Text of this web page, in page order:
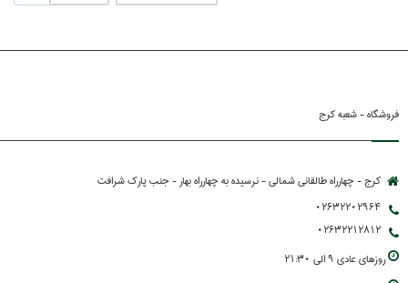
فروشگاه - شعبه کرج
کرج - چهارراه طالقانی شمالی - نرسیده به چهارراه بهار - جنب پارك شرافت
02632202964
02632212812
روزهاي عادي 9 الي 21:30